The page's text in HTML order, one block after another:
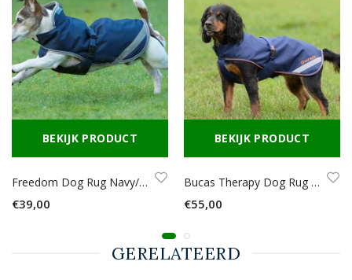
BEKIJK PRODUCT
Freedom Dog Rug Navy/silver
€39,00
BEKIJK PRODUCT
Bucas Therapy Dog Rug Navy/Orange
€55,00
GERELATEERD